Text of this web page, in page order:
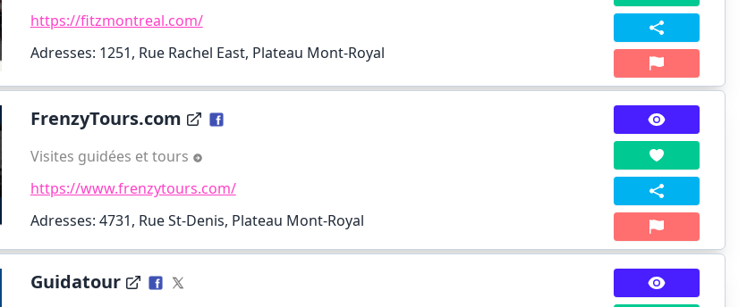
https://fitzmontreal.com/
Adresses: 1251, Rue Rachel East, Plateau Mont-Royal
FrenzyTours.com
Visites guidées et tours
https://www.frenzytours.com/
Adresses: 4731, Rue St-Denis, Plateau Mont-Royal
Guidatour